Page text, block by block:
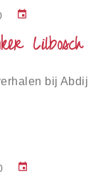
event
Lilbosch
bij
event